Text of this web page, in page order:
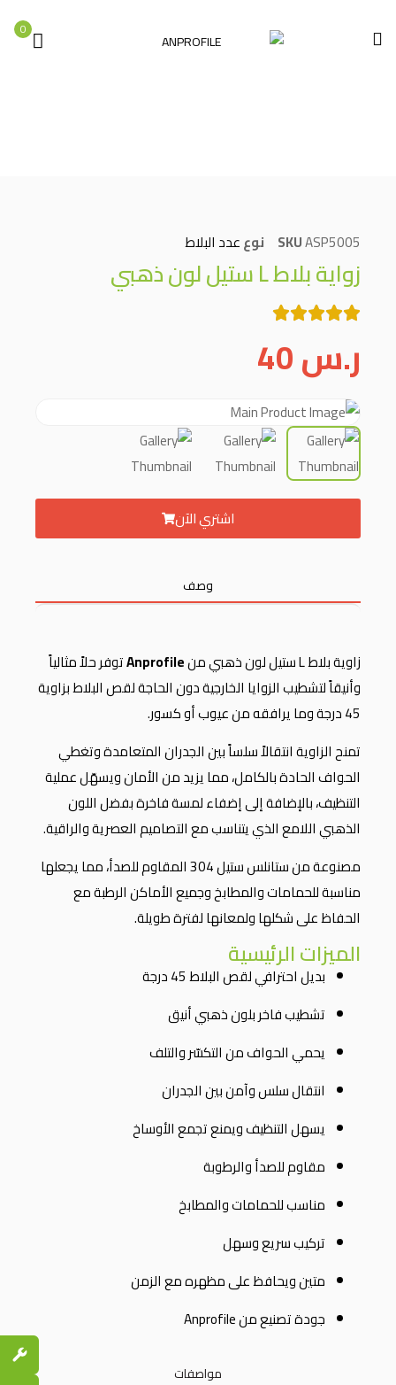
0
SKUASP5005 نوععدد البلاط
زواية بلاط L ستيل لون ذهبي
ر.س40
اشتري الآن
وصف
مواصفات
زاوية بلاط L ستيل لون ذهبي من Anprofileتوفر حلاً مثالياً
وأنيقاً لتشطيب الزوايا الخارجية دون الحاجة لقص البلاط بزاوية
45 درجة وما يرافقه من عيوب أو كسور.
تمنح الزاوية انتقالاً سلساً بين الجدران المتعامدة وتغطي
الحواف الحادة بالكامل، مما يزيد من الأمان ويسهّل عملية
التنظيف، بالإضافة إلى إضفاء لمسة فاخرة بفضل اللون
الذهبي اللامع الذي يتناسب مع التصاميم العصرية والراقية.
مصنوعة من ستانلس ستيل 304 المقاوم للصدأ، مما يجعلها
مناسبة للحمامات والمطابخ وجميع الأماكن الرطبة مع
الحفاظ على شكلها ولمعانها لفترة طويلة.
الميزات الرئيسية
بديل احترافي لقص البلاط 45 درجة
تشطيب فاخر بلون ذهبي أنيق
يحمي الحواف من التكسّر والتلف
انتقال سلس وآمن بين الجدران
يسهل التنظيف ويمنع تجمع الأوساخ
مقاوم للصدأ والرطوبة
مناسب للحمامات والمطابخ
تركيب سريع وسهل
متين ويحافظ على مظهره مع الزمن
جودة تصنيع من Anprofile
قطع